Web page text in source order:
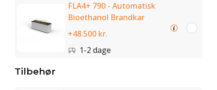
FLA4+ 790 - Automatisk
Bioethanol Brandkar
+48.500 kr.
1-2 dage
Tilbehør